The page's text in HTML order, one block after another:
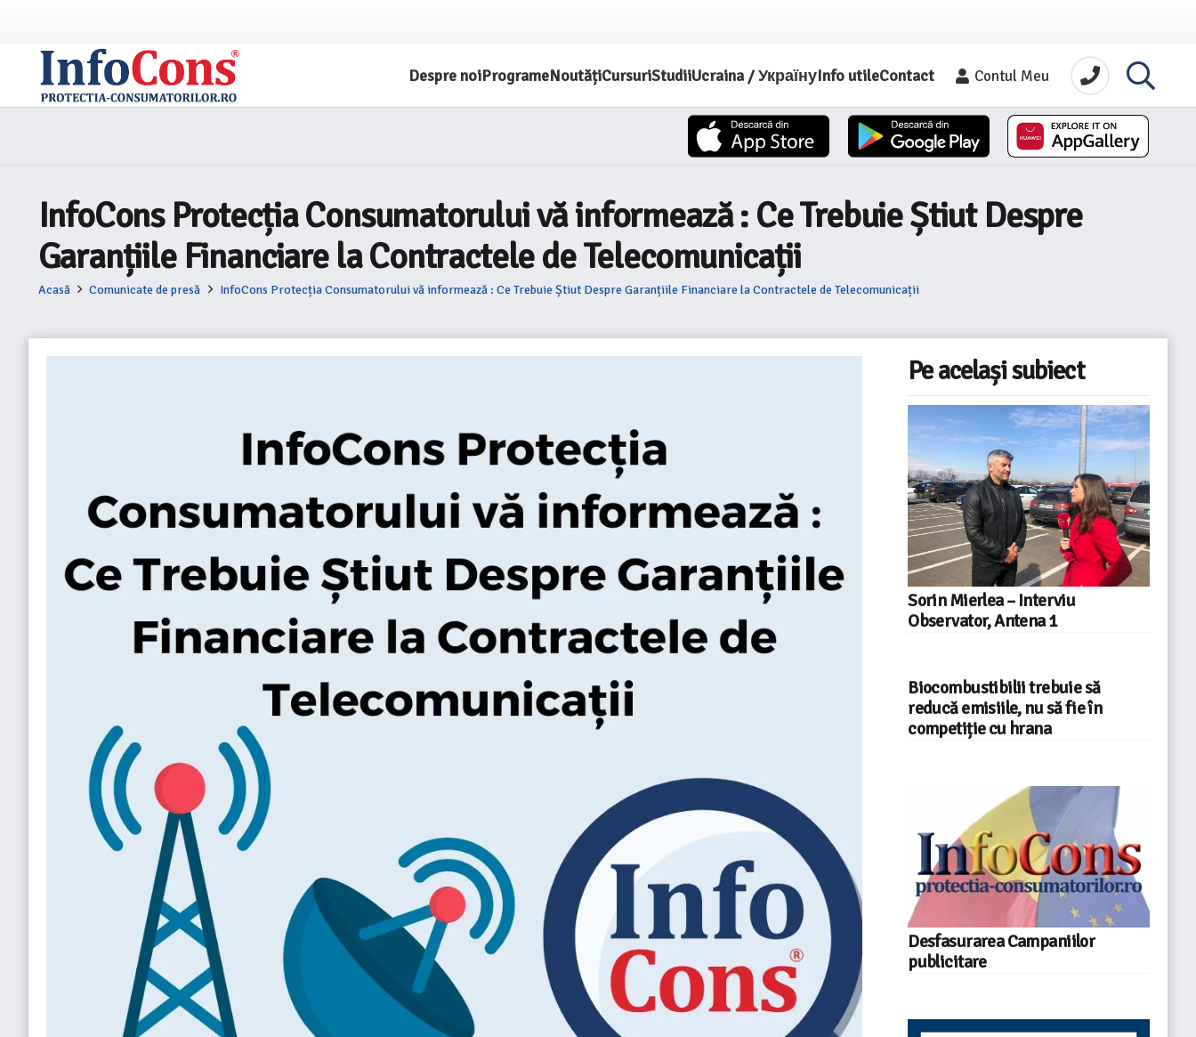
Despre noiProgrameNoutățiCursuriStudiiUcraina / УкраїнуInfo utileContact Contul Meu
InfoCons Protecția Consumatorului vă informează : Ce Trebuie Știut Despre
Garanțiile Financiare la Contractele de Telecomunicații
Acasă Comunicate de presă InfoCons Protecția Consumatorului vă informează : Ce Trebuie Știut Despre Garanțiile Financiare la Contractele de Telecomunicații
Pe același subiect
Sorin Mierlea – Interviu
Observator, Antena 1
Biocombustibilii trebuie să
reducă emisiile, nu să fie în
competiție cu hrana
Desfasurarea Campaniilor
publicitare